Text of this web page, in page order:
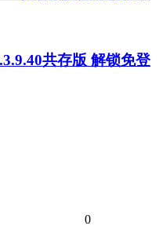
共存版 解锁免登
0